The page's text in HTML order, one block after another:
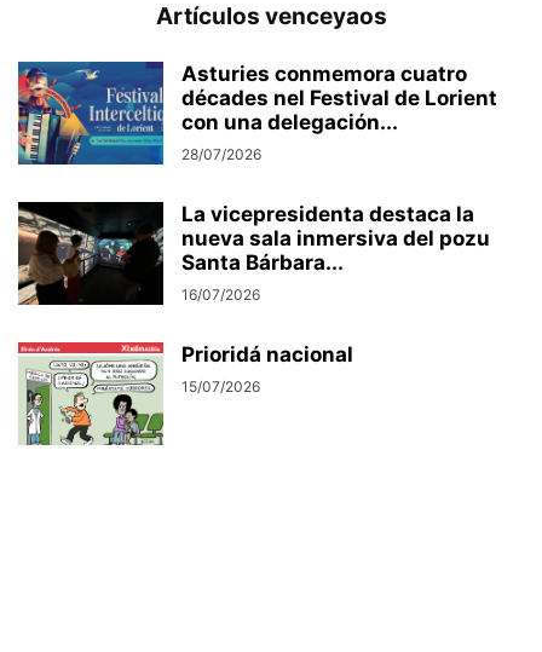
Artículos venceyaos
Asturies conmemora cuatro
décades nel Festival de Lorient
con una delegación...
28/07/2026
La vicepresidenta destaca la
nueva sala inmersiva del pozu
Santa Bárbara...
16/07/2026
Prioridá nacional
15/07/2026